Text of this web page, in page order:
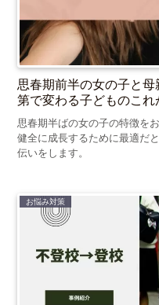
思春期前半の女の子と
第で変わる子どものこれ
思春期半ばの女の子の特徴を
健全に成長するために最適だ
伝いをします。
お悩み対策